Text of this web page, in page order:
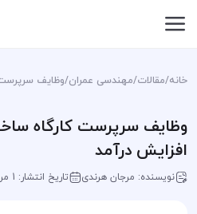
خانه/مقالات/مهندسی عمران/وظایف سرپرست
وظایف سرپرست کارگاه
افزایش درآمد
نویسنده: مرجان هرندی تاریخ انتشار: 1 مرداد 1403